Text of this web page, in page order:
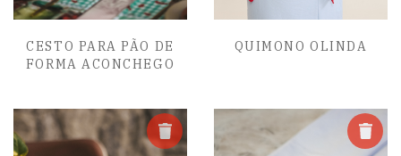
CESTO PARA PÃO DE
FORMA ACONCHEGO
QUIMONO OLINDA